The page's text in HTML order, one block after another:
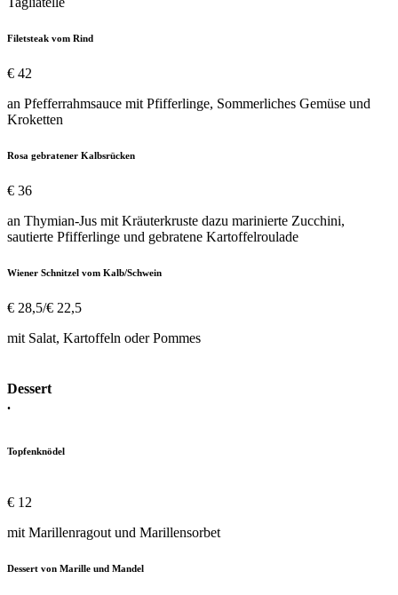
Filetsteak vom Rind
€ 42
an Pfefferrahmsauce mit Pfifferlinge, Sommerliches Gemüse und
Kroketten
Rosa gebratener Kalbsrücken
€ 36
an Thymian-Jus mit Kräuterkruste dazu marinierte Zucchini,
sautierte Pfifferlinge und gebratene Kartoffelroulade
Wiener Schnitzel vom Kalb/Schwein
€ 28,5/€ 22,5
mit Salat, Kartoffeln oder Pommes
Dessert
.
Topfenknödel
€ 12
mit Marillenragout und Marillensorbet
Dessert von Marille und Mandel